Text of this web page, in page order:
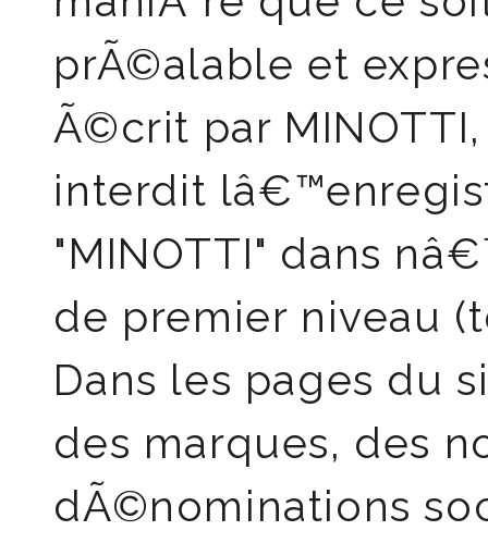
prÃ©alable et
Ã©crit par
interdit
"MINOTTI" dans
de premier niveau
Dans les pages du
des marques, des
dÃ©nominations